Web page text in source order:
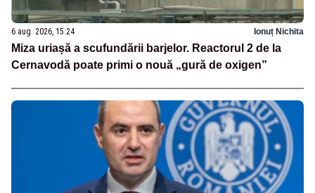
6 aug. 2026, 15:24 Ionuț Nichita
Miza uriașă a scufundării barjelor. Reactorul 2 de la
Cernavodă poate primi o nouă „gură de oxigen”